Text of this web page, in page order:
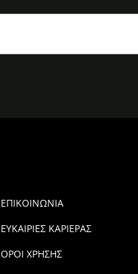
ΕΠΙΚΟΙΝΩΝΙΑ
ΕΥΚΑΙΡΙΕΣ ΚΑΡΙΕΡΑΣ
ΟΡΟΙ ΧΡΗΣΗΣ